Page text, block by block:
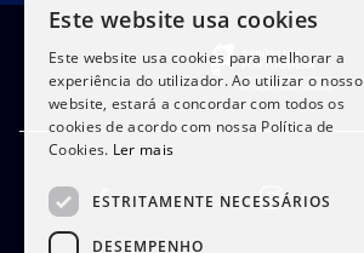
PORTUGUESE
ENGLISH
Este website usa cookies
Este website usa cookies para melhorar a
experiência do utilizador. Ao utilizar o nosso
website, estará a concordar com todos os
cookies de acordo com nossa Política de
Cookies. Ler mais
ESTRITAMENTE NECESSÁRIOS
DESEMPENHO